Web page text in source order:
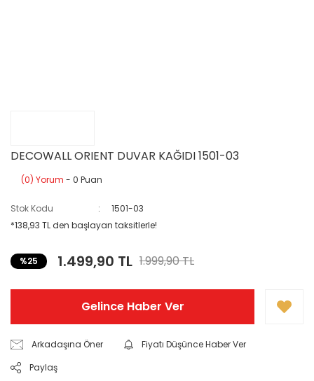
DECOWALL ORIENT DUVAR KAĞIDI 1501-03
(0) Yorum - 0 Puan
Stok Kodu
1501-03
*138,93 TL den başlayan taksitlerle!
%25 1.499,90 TL 1.999,90 TL
Gelince Haber Ver
Arkadaşına Öner
Fiyatı Düşünce Haber Ver
Paylaş